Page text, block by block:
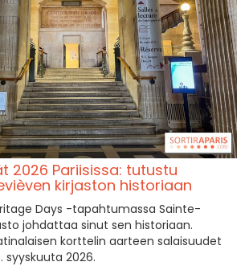
2026 Pariisissa: tutustu
kirjaston historiaan
Days -tapahtumassa Sainte-
johdattaa sinut sen historiaan.
korttelin aarteen salaisuudet
syyskuuta 2026.